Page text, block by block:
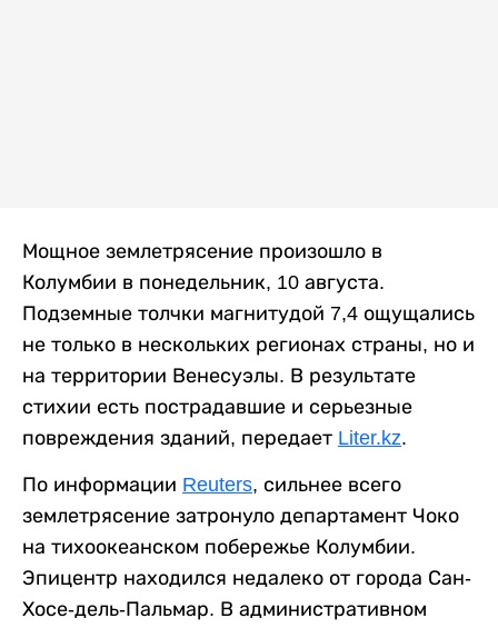
Мощное землетрясение произошло в
Колумбии в понедельник, 10 августа.
Подземные толчки магнитудой 7,4 ощущались
не только в нескольких регионах страны, но и
на территории Венесуэлы. В результате
стихии есть пострадавшие и серьезные
повреждения зданий, передает Liter.kz.
По информации Reuters, сильнее всего
землетрясение затронуло департамент Чоко
на тихоокеанском побережье Колумбии.
Эпицентр находился недалеко от города Сан-
Хосе-дель-Пальмар. В административном